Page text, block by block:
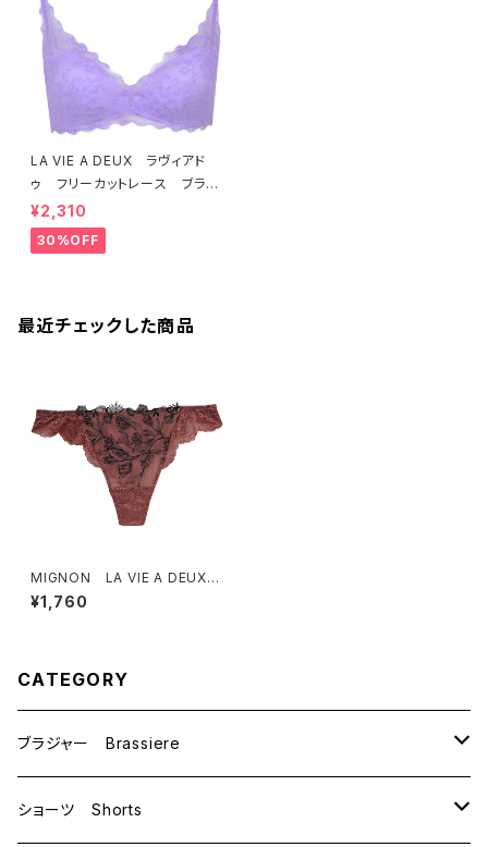
LA VIE A DEUX ラヴィアド
ゥ フリーカットレース ブラレ
ット ソフトブラ（ラベンダー）22
463 SALE 送料無料
¥2,310
30%OFF
最近チェックした商品
MIGNON LA VIE A DEUX
ミニョン ラヴィアドゥ シェル
＆チューリップ タンガ（ライトブ
¥1,760
CATEGORY
ブラジャー Brassiere
B70
ショーツ Shorts